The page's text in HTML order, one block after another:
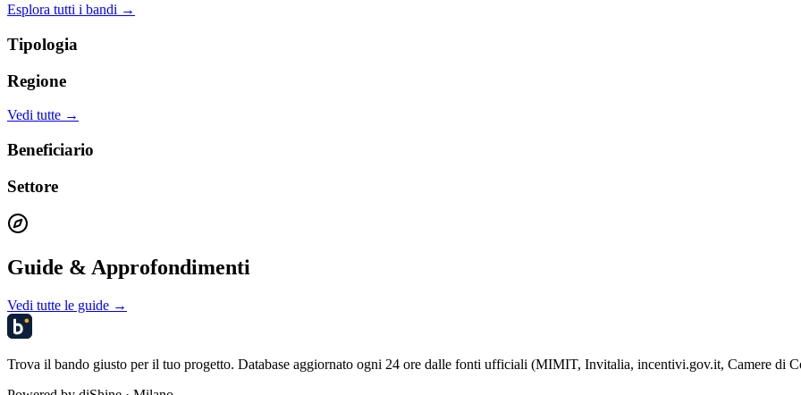
Esplora tutti i bandi →
Tipologia
Regione
Vedi tutte →
Beneficiario
Settore
Guide & Approfondimenti
Vedi tutte le guide →
Trova il bando giusto per il tuo progetto. Database aggiornato ogni 24 ore dalle fonti ufficiali (MIMIT, Invitalia, incentivi.gov.it, Camere di